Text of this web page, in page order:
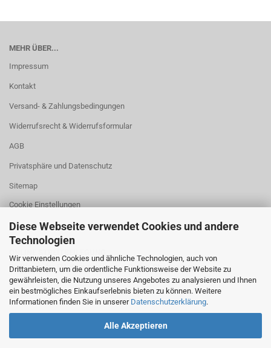
Diese Webseite verwendet Cookies und andere
Technologien
Wir verwenden Cookies und ähnliche Technologien, auch von
Drittanbietern, um die ordentliche Funktionsweise der Website zu
gewährleisten, die Nutzung unseres Angebotes zu analysieren und Ihnen
ein bestmögliches Einkaufserlebnis bieten zu können. Weitere
Informationen finden Sie in unserer Datenschutzerklärung.
Alle Akzeptieren
MEHR ÜBER...
Impressum
Kontakt
Versand- & Zahlungsbedingungen
Widerrufsrecht & Widerrufsformular
AGB
Privatsphäre und Datenschutz
Sitemap
Cookie Einstellungen
Plattform der EU-Kommission zur Online-Streitbeilegung